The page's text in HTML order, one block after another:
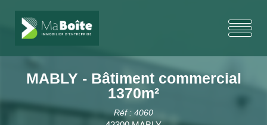
MABLY - Bâtiment commercial
1370m²
Réf : 4060